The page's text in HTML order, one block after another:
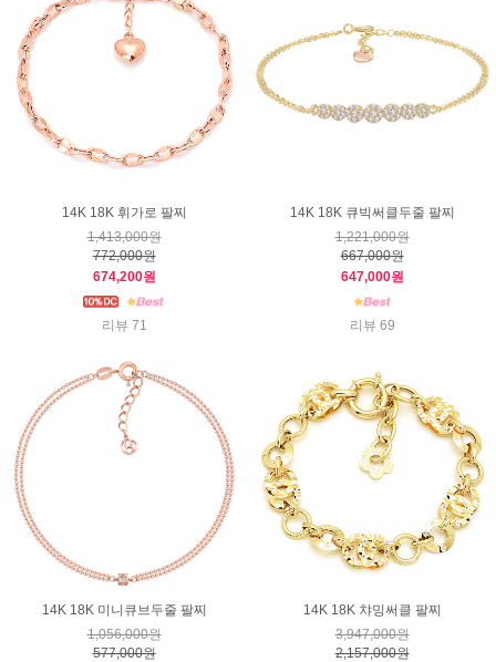
14K 18K 휘가로 팔찌
1,413,000원
772,000원
674,200원
리뷰 71
14K 18K 큐빅써클두줄 팔찌
1,221,000원
667,000원
647,000원
리뷰 69
14K 18K 미니큐브두줄 팔찌
1,056,000원
577,000원
14K 18K 챠밍써클 팔찌
3,947,000원
2,157,000원